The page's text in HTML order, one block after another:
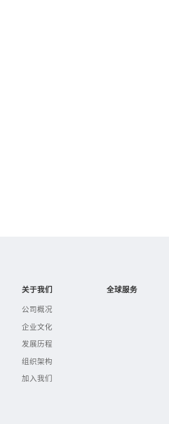
关于我们
公司概况
企业文化
发展历程
组织架构
加入我们
全球服务